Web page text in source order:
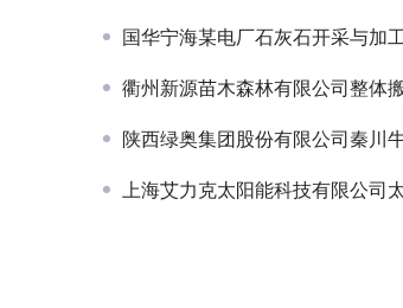
国华宁海某电厂石灰石开采与加
衢州新源苗木森林有限公司整体搬迁
陕西绿奥集团股份有限公司秦川牛
上海艾力克太阳能科技有限公司太阳能